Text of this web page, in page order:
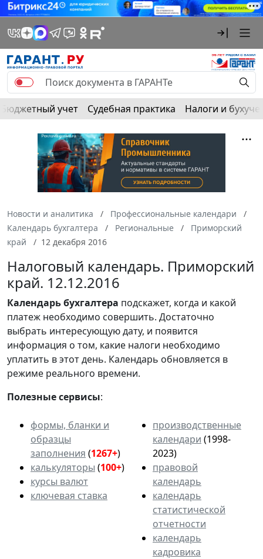
Бюджетный учет Судебная практика Налоги и
Новости и аналитика
Профессиональные календари
Календарь бухгалтера
Региональные
Приморский
край
12 декабря 2016
Налоговый календарь. Приморский
край. 12.12.2016
Календарьбухгалтера подскажет, когда и какой
платеж необходимо совершить. Достаточно
выбрать интересующую дату, и появится
информация о том, какие налоги необходимо
уплатить в этот день. Календарь обновляется в
режиме реального времени.
Полезные сервисы:
формы, бланки и
образцы
заполнения (1267+)
калькуляторы (100+)
курсы валют
ключевая ставка
производственные
календари (1998-
2023)
правовой
календарь
календарь
статистической
отчетности
календарь
кадровика